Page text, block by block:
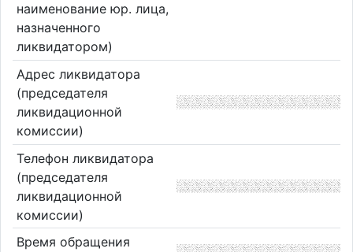
наименование юр. лица,
назначенного
ликвидатором)
Адрес ликвидатора
(председателя
ликвидационной
комиссии)
Телефон ликвидатора
(председателя
ликвидационной
комиссии)
Время обращения